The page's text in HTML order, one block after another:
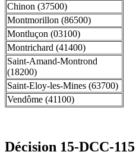
Chinon (37500)
Montmorillon (86500)
Montluçon (03100)
Montrichard (41400)
Saint-Amand-Montrond
(18200)
Saint-Eloy-les-Mines (63700)
Vendôme (41100)
Décision 15-DCC-